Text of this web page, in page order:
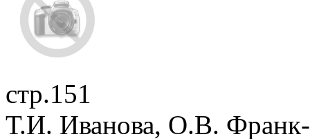
стр.151
Т.И. Иванова, О.В.